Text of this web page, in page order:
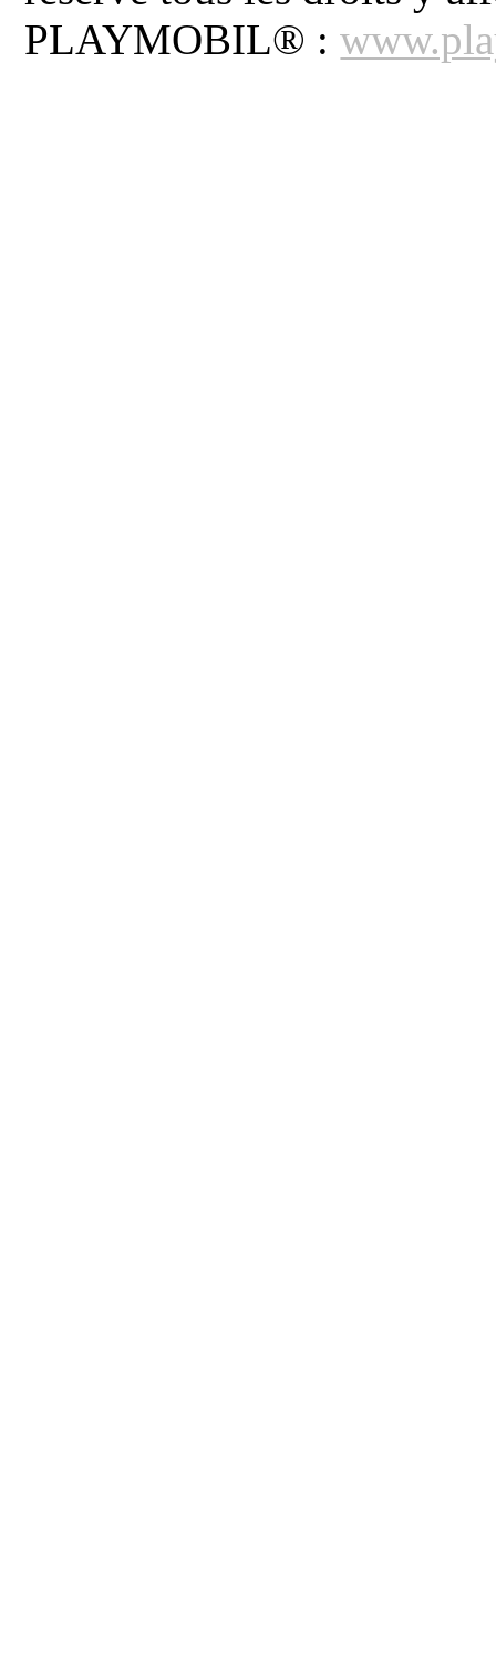
PLAYMOBIL® :